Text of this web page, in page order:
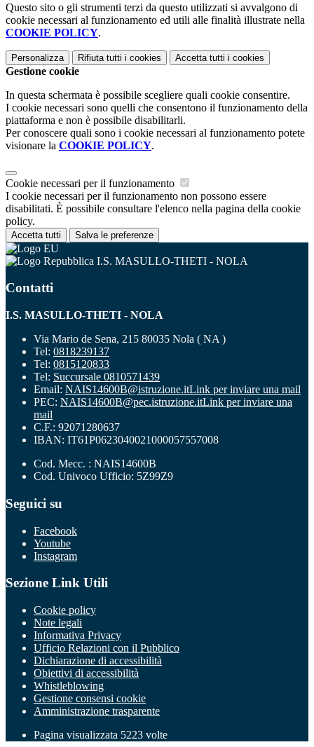
Questo sito o gli strumenti terzi da questo utilizzati si avvalgono di
cookie necessari al funzionamento ed utili alle finalità illustrate nella
COOKIE POLICY.
Personalizza Rifiuta tutti i cookies Accetta tutti i cookies
Gestione cookie
In questa schermata è possibile scegliere quali cookie consentire.
I cookie necessari sono quelli che consentono il funzionamento della
piattaforma e non è possibile disabilitarli.
Per conoscere quali sono i cookie necessari al funzionamento potete
visionare la COOKIE POLICY.
Cookie necessari per il funzionamento
I cookie necessari per il funzionamento non possono essere
disabilitati. È possibile consultare l'elenco nella pagina della cookie
policy.
Accetta tutti Salva le preferenze
I.S. MASULLO-THETI - NOLA
Contatti
I.S. MASULLO-THETI - NOLA
Via Mario de Sena, 215 80035 Nola ( NA )
Tel: 0818239137
Tel: 0815120833
Tel: Succursale 0810571439
Email: NAIS14600B@istruzione.itLink per inviare una mail
PEC: NAIS14600B@pec.istruzione.itLink per inviare una
mail
C.F.: 92071280637
IBAN: IT61P0623040021000057557008
Cod. Mecc. : NAIS14600B
Cod. Univoco Ufficio: 5Z99Z9
Seguici su
Facebook
Youtube
Instagram
Sezione Link Utili
Cookie policy
Note legali
Informativa Privacy
Ufficio Relazioni con il Pubblico
Dichiarazione di accessibilità
Obiettivi di accessibilità
Whistleblowing
Gestione consensi cookie
Amministrazione trasparente
Pagina visualizzata 5223 volte